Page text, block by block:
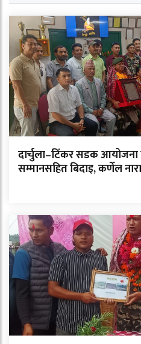
दार्चुला–टिंकर सडक
सम्मानसहित बिदाइ, कर्णेल